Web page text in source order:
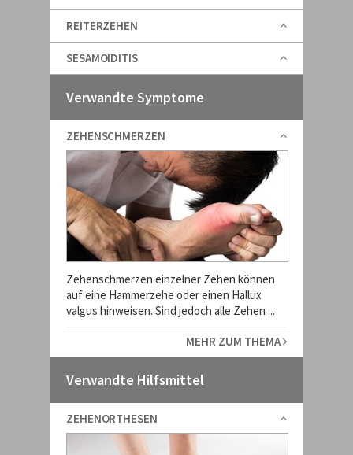
REITERZEHEN
SESAMOIDITIS
Verwandte Symptome
ZEHENSCHMERZEN
Zehenschmerzen einzelner Zehen können
auf eine Hammerzehe oder einen Hallux
valgus hinweisen. Sind jedoch alle Zehen ...
MEHR ZUM THEMA
Verwandte Hilfsmittel
ZEHENORTHESEN